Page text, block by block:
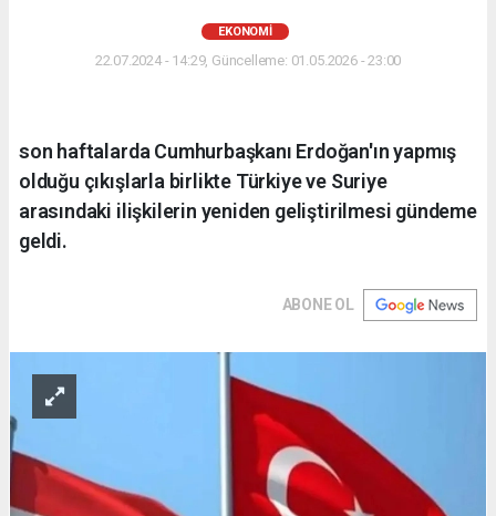
EKONOMI
22.07.2024 - 14:29, Güncelleme: 01.05.2026 - 23:00
son haftalarda Cumhurbaşkanı Erdoğan'ın yapmış
olduğu çıkışlarla birlikte Türkiye ve Suriye
arasındaki ilişkilerin yeniden geliştirilmesi gündeme
geldi.
ABONE OL